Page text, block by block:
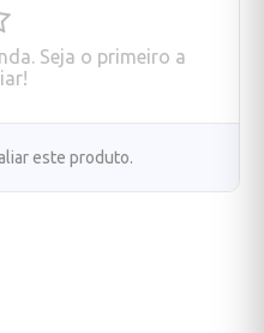
Seja o primeiro a
este produto.